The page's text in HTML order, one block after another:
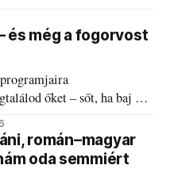
és még a fogorvost
őket – sőt, ha baj van
román–magyar
oda semmiért